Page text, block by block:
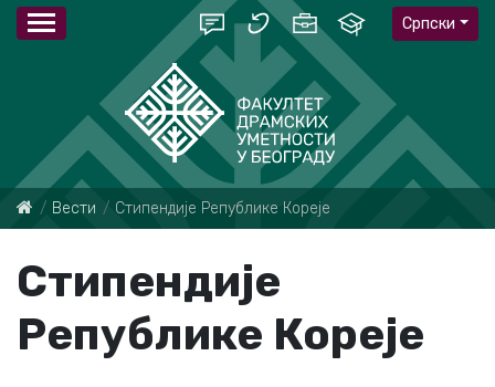
Српски
Вести Стипендије Републике Кореје
Стипендије
Републике Кореје